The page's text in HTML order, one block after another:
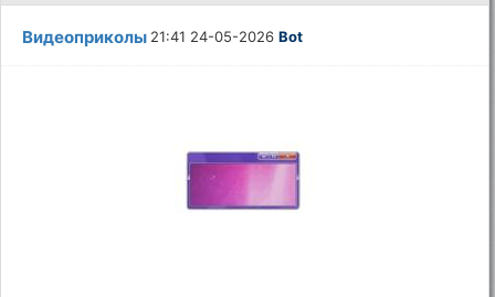
Видеоприколы 21:41 24-05-2026Bot